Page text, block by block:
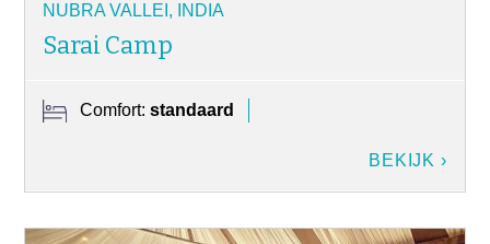
NUBRA VALLEI, INDIA
Sarai Camp
Comfort:standaard
BEKIJK ›